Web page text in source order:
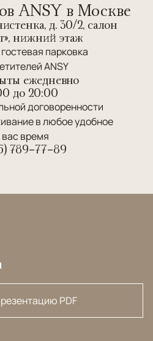
ANSY в Москве
д. 30/2, салон
нижний этаж
парковка
ANSY
ежедневно
до 20:00
договоренности
в любое удобное
время
789-77-89
PDF